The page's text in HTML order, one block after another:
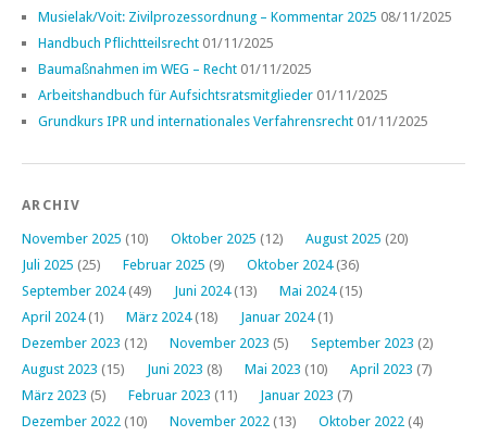
Musielak/Voit: Zivilprozessordnung – Kommentar 2025 08/11/2025
Handbuch Pflichtteilsrecht 01/11/2025
Baumaßnahmen im WEG – Recht 01/11/2025
Arbeitshandbuch für Aufsichtsratsmitglieder 01/11/2025
Grundkurs IPR und internationales Verfahrensrecht 01/11/2025
ARCHIV
November 2025 (10) Oktober 2025 (12) August 2025 (20)
Juli 2025 (25) Februar 2025 (9) Oktober 2024(36)
September 2024(49) Juni 2024(13) Mai 2024(15)
April 2024(1) März 2024(18) Januar 2024(1)
Dezember 2023 (12) November 2023 (5) September 2023 (2)
August 2023 (15) Juni 2023 (8) Mai 2023 (10) April 2023 (7)
März 2023 (5) Februar 2023 (11) Januar 2023 (7)
Dezember 2022 (10) November 2022 (13) Oktober 2022 (4)